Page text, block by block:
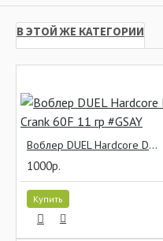
В ЭТОЙ ЖЕ КАТЕГОРИИ
Воблер DUEL Hardcore Deep Crank 60F 11 гр #GSAY
1000р.
Купить